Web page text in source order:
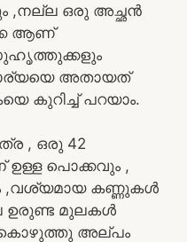
,നല്ല ഒരു അച്ഛൻ
ആണ്
അതായത്
കുറിച്ച് പറയാം.
, ഒരു 42
പൊക്കവും ,
,വശ്യമായ കണ്ണുകൾ
ഉരുണ്ട മുലകൾ
കൊഴുത്തു അല്പം